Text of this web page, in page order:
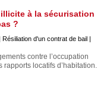
à la sécurisation
?
d'un contrat de bail |
contre l’occupation
locatifs d’habitation.